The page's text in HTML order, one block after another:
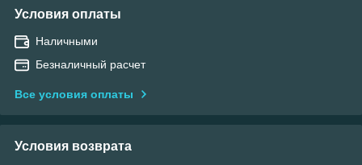
Условия оплаты
Наличными
Безналичный расчет
Все условия оплаты
Условия возврата